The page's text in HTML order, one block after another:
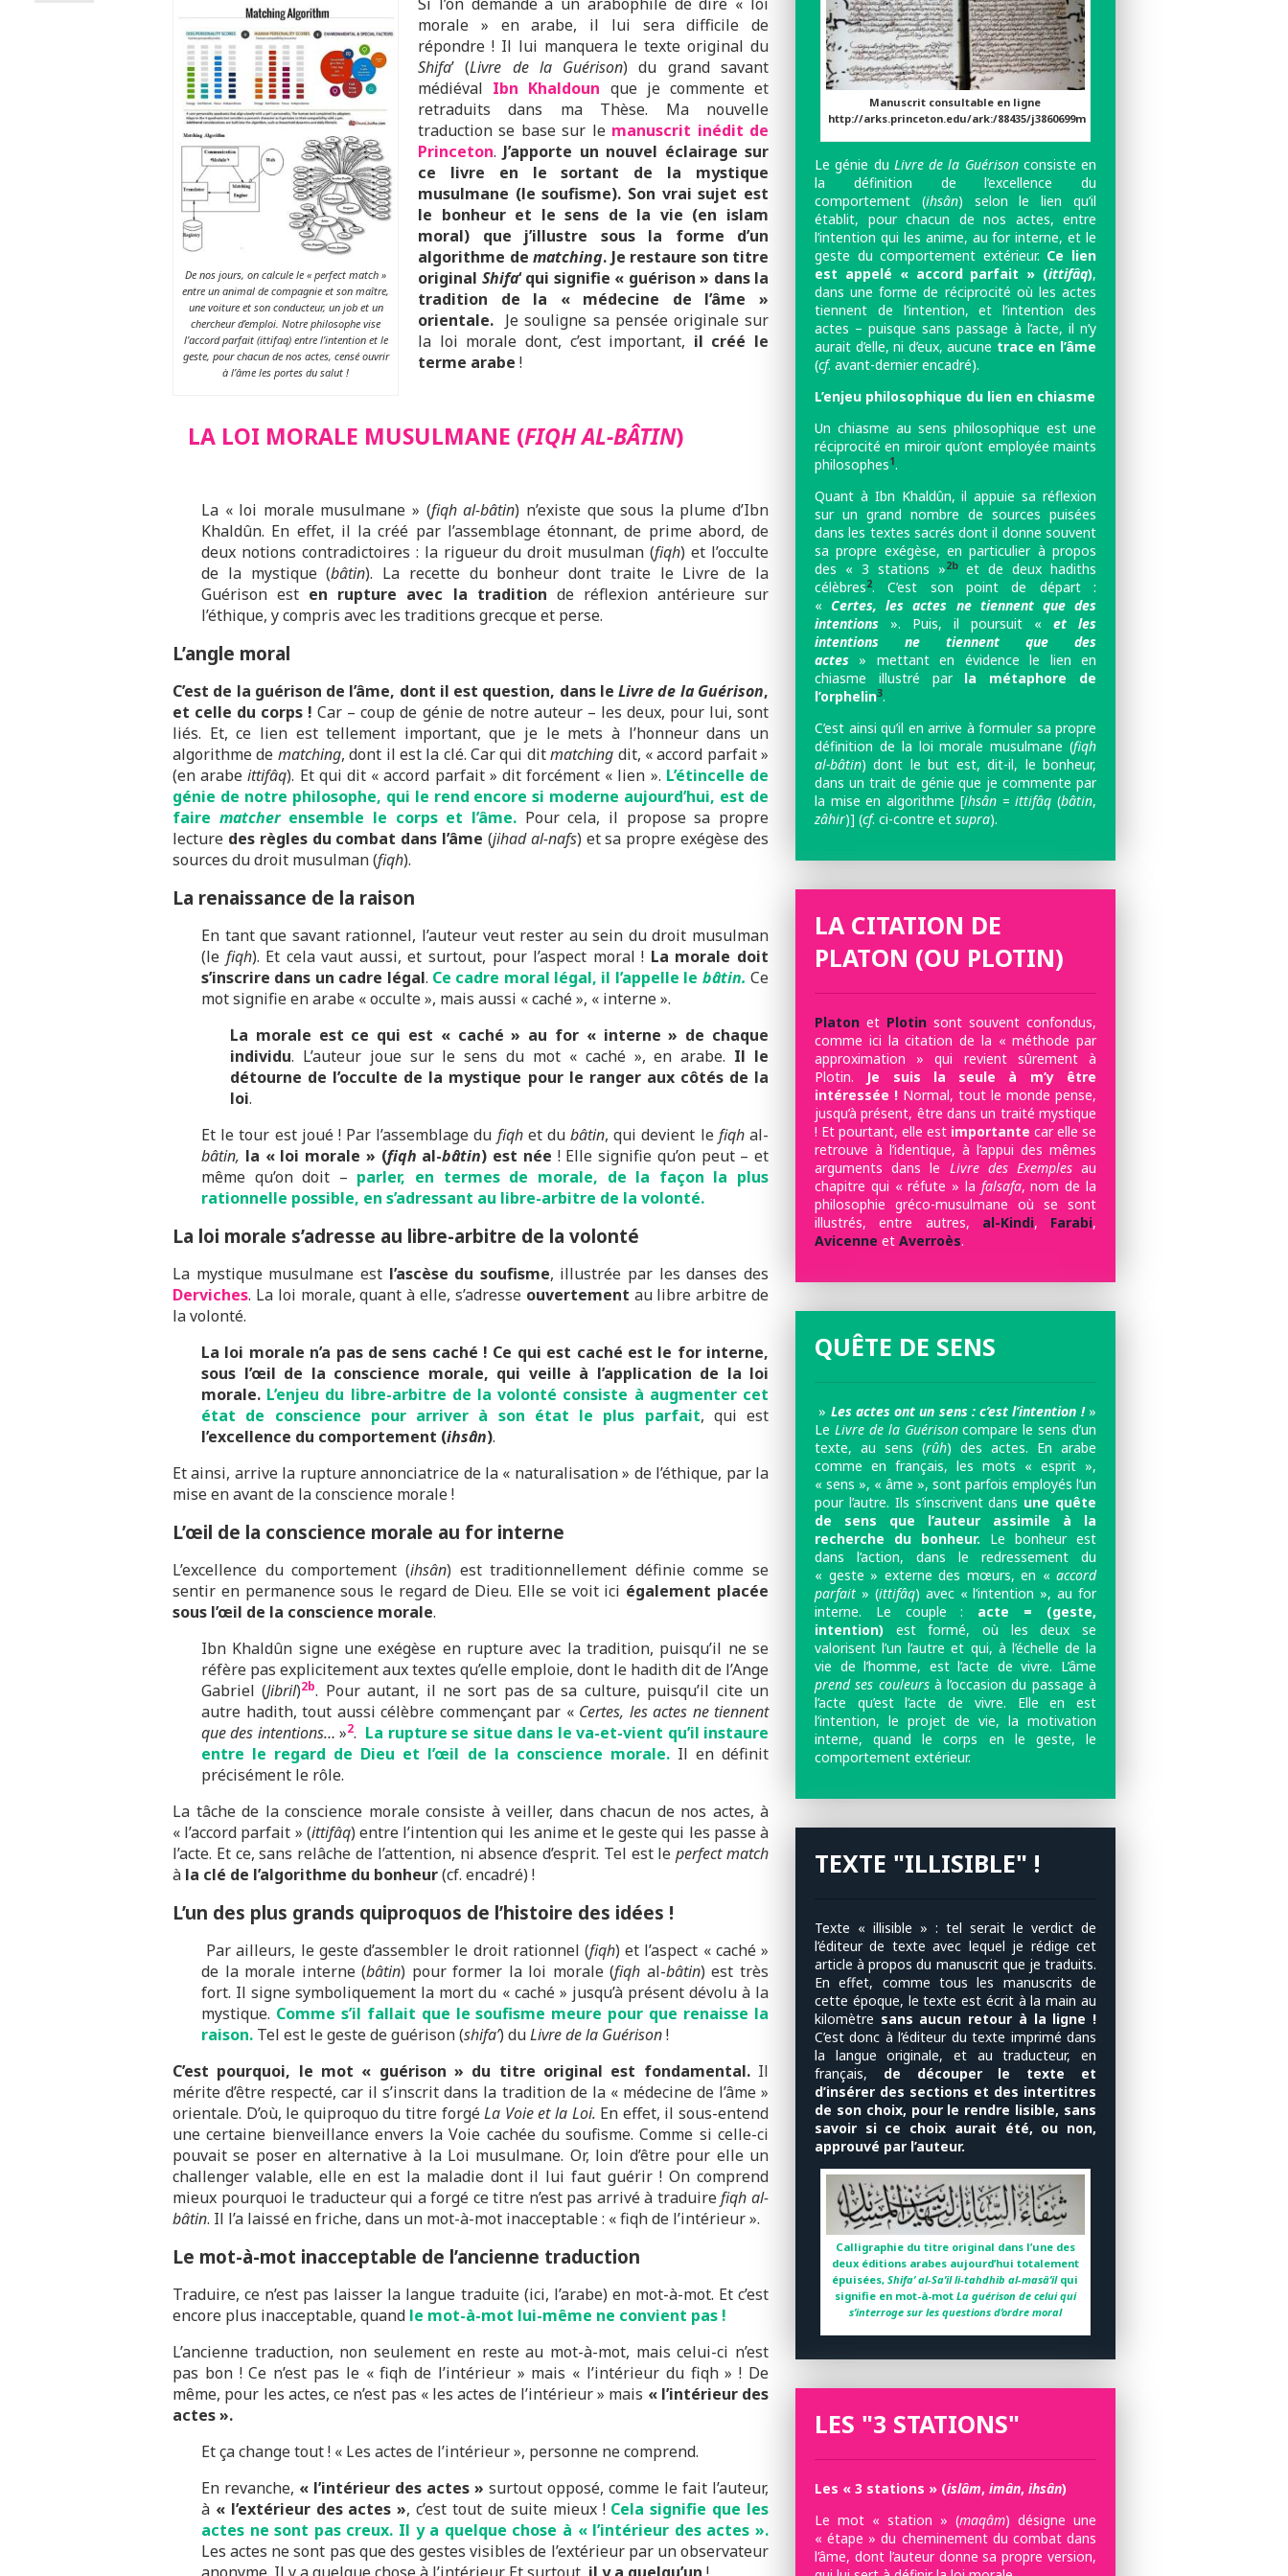
De nos jours, on calcule le « perfect match »
entre un animal de compagnie et son maître,
une voiture et son conducteur, un job et un
chercheur d’emploi. Notre philosophe vise
l’accord parfait (ittifaq) entre l’intention et le
geste, pour chacun de nos actes, censé ouvrir
à l’âme les portes du salut !
morale » en arabe, il lui sera difficile de
répondre ! Il lui manquera le texte original du
Shifa’ (Livre de la Guérison) du grand savant
médiéval Ibn Khaldoun que je commente et
retraduits dans ma Thèse. Ma nouvelle
traduction se base sur le manuscrit inédit de
Princeton. J’apporte un nouvel éclairage sur
ce livre en le sortant de la mystique
musulmane (le soufisme). Son vrai sujet est
le bonheur et le sens de la vie (en islam
moral) que j’illustre sous la forme d’un
algorithme de matching. Je restaure son titre
original Shifa‘ qui signifie « guérison » dans la
tradition de la « médecine de l’âme »
orientale. Je souligne sa pensée originale sur
la loi morale dont, c’est important, il créé le
terme arabe !
LA LOI MORALE MUSULMANE (FIQH AL-BÂTIN)
La « loi morale musulmane » (fiqh al-bâtin) n’existe que sous la plume d’Ibn
Khaldûn. En effet, il la créé par l’assemblage étonnant, de prime abord, de
deux notions contradictoires : la rigueur du droit musulman (fiqh) et l’occulte
de la mystique (bâtin). La recette du bonheur dont traite le Livre de la
Guérison est en rupture avec la tradition de réflexion antérieure sur
l’éthique, y compris avec les traditions grecque et perse.
L’angle moral
C’est de la guérison de l’âme, dont il est question, dans leLivre de la Guérison,
et celle du corps ! Car – coup de génie de notre auteur – les deux, pour lui, sont
liés. Et, ce lien est tellement important, que je le mets à l’honneur dans un
algorithme de matching, dont il est la clé. Car qui ditmatching dit, « accord parfait »
(en arabeittifâq). Et qui dit « accord parfait » dit forcément « lien ». L’étincelle de
génie de notre philosophe, qui le rend encore si moderne aujourd’hui, est de
faire matcherensemble le corps et l’âme. Pour cela, il propose sa propre
lecture des règles du combat dans l’âme (jihad al-nafs) et sa propre exégèse des
sources du droit musulman (fiqh).
La renaissance de la raison
En tant que savant rationnel, l’auteur veut rester au sein du droit musulman
(le fiqh). Et cela vaut aussi, et surtout, pour l’aspect moral ! La morale doit
s’inscrire dans un cadre légal. Ce cadre moral légal, il l’appelle le bâtin. Ce
mot signifie en arabe « occulte », mais aussi « caché », « interne ».
La morale est ce qui est « caché » au for « interne » de chaque
individu. L’auteur joue sur le sens du mot « caché », en arabe. Il le
détourne de l’occulte de la mystique pour le ranger aux côtés de la
loi.
Et le tour est joué ! Par l’assemblage du fiqhet dubâtin, qui devient le fiqhal-
bâtin, la « loi morale » (fiqh al-bâtin) est née ! Elle signifie qu’on peut – et
même qu’on doit – parler, en termes de morale, de la façon la plus
rationnelle possible, en s’adressant au libre-arbitre de la volonté.
La loi morale s’adresse au libre-arbitre de la volonté
La mystique musulmane est l’ascèse du soufisme, illustrée par les danses des
Derviches. La loi morale, quant à elle, s’adresse ouvertement au libre arbitre de
la volonté.
La loi morale n’a pas de sens caché ! Ce qui est caché est le for interne,
sous l’œil de la conscience morale, qui veille à l’application de la loi
morale. L’enjeu du libre-arbitre de la volonté consiste à augmenter cet
état de conscience pour arriver à son état le plus parfait, qui est
l’excellence du comportement (ihsân).
Et ainsi, arrive la rupture annonciatrice de la « naturalisation » de l’éthique, par la
mise en avant de la conscience morale !
L’œil de la conscience morale au for interne
L’excellence du comportement (ihsân) est traditionnellement définie comme se
sentir en permanence sous le regard de Dieu. Elle se voit ici également placée
sous l’œil de la conscience morale.
Ibn Khaldûn signe une exégèse en rupture avec la tradition, puisqu’il ne se
réfère pas explicitement aux textes qu’elle emploie, dont le hadith dit de l’Ange
Gabriel (Jibril)2b. Pour autant, il ne sort pas de sa culture, puisqu’il cite un
autre hadith, tout aussi célèbre commençant par « Certes, les actes ne tiennent
que des intentions… »2. La rupture se situe dans le va-et-vient qu’il instaure
entre le regard de Dieu et l’œil de la conscience morale. Il en définit
précisément le rôle.
La tâche de la conscience morale consiste à veiller, dans chacun de nos actes, à
« l’accord parfait » (ittifâq) entre l’intention qui les anime et le geste qui les passe à
l’acte. Et ce, sans relâche de l’attention, ni absence d’esprit. Tel est leperfect match
à la clé de l’algorithme du bonheur(cf. encadré) !
L’un des plus grands quiproquos de l’histoire des idées !
Par ailleurs, le geste d’assembler le droit rationnel (fiqh) et l’aspect « caché »
de la morale interne (bâtin) pour former la loi morale (fiqh al-bâtin) est très
fort. Il signe symboliquement la mort du « caché » jusqu’à présent dévolu à la
mystique. Comme s’il fallait que le soufisme meure pour que renaisse la
raison. Tel est le geste de guérison (shifa’) duLivre de la Guérison!
C’est pourquoi, le mot « guérison » du titre original est fondamental.Il
mérite d’être respecté, car il s’inscrit dans la tradition de la « médecine de l’âme »
orientale. D’où, le quiproquo du titre forgéLa Voie et la Loi. En effet, il sous-entend
une certaine bienveillance envers la Voie cachée du soufisme. Comme si celle-ci
pouvait se poser en alternative à la Loi musulmane. Or, loin d’être pour elle un
challenger valable, elle en est la maladie dont il lui faut guérir ! On comprend
mieux pourquoi le traducteur qui a forgé ce titre n’est pas arrivé à traduirefiqh al-
bâtin. Il l’a laissé en friche, dans un mot-à-mot inacceptable : « fiqh de l’intérieur ».
Le mot-à-mot inacceptable de l’ancienne traduction
Traduire, ce n’est pas laisser la langue traduite (ici, l’arabe) en mot-à-mot. Et c’est
encore plus inacceptable, quand le mot-à-mot lui-même ne convient pas !
L’ancienne traduction, non seulement en reste au mot-à-mot, mais celui-ci n’est
pas bon ! Ce n’est pas le « fiqh de l’intérieur » mais « l’intérieur du fiqh » ! De
même, pour les actes, ce n’est pas « les actes de l’intérieur » mais « l’intérieur des
actes ».
Et ça change tout ! « Les actes de l’intérieur », personne ne comprend.
En revanche, « l’intérieur des actes » surtout opposé, comme le fait l’auteur,
à « l’extérieur des actes », c’est tout de suite mieux ! Cela signifie que les
actes ne sont pas creux. Il y a quelque chose à « l’intérieur des actes ».
Les actes ne sont pas que des gestes visibles de l’extérieur par un observateur
Manuscrit consultable en ligne
http://arks.princeton.edu/ark:/88435/j3860699m
Le génie du Livre de la Guérisonconsiste en
la définition de l’excellence du
comportement (ihsân) selon le lien qu’il
établit, pour chacun de nos actes, entre
l’intention qui les anime, au for interne, et le
geste du comportement extérieur. Ce lien
est appelé « accord parfait » (ittifâq),
dans une forme de réciprocité où les actes
tiennent de l’intention, et l’intention des
actes – puisque sans passage à l’acte, il n’y
aurait d’elle, ni d’eux, aucune trace en l’âme
(cf. avant-dernier encadré).
L’enjeu philosophique du lien en chiasme
Un chiasme au sens philosophique est une
réciprocité en miroir qu’ont employée maints
philosophes1.
Quant à Ibn Khaldûn, il appuie sa réflexion
sur un grand nombre de sources puisées
dans les textes sacrés dont il donne souvent
sa propre exégèse, en particulier à propos
des « 3 stations »2bet de deux hadiths
célèbres2. C’est son point de départ :
«Certes, les actes ne tiennent que des
intentions ». Puis, il poursuit « et les
intentions ne tiennent que des
actes » mettant en évidence le lien en
chiasme illustré par la métaphore de
l’orphelin3.
C’est ainsi qu’il en arrive à formuler sa propre
définition de la loi morale musulmane (fiqh
al-bâtin) dont le but est, dit-il, le bonheur,
dans un trait de génie que je commente par
la mise en algorithme [ihsân=ittifâq (bâtin,
zâhir)] (cf. ci-contre et supra).
LA CITATION DE
PLATON (OU PLOTIN)
Platon et Plotin sont souvent confondus,
comme ici la citation de la « méthode par
approximation » qui revient sûrement à
Plotin. Je suis la seule à m’y être
intéressée ! Normal, tout le monde pense,
jusqu’à présent, être dans un traité mystique
! Et pourtant, elle est importante car elle se
retrouve à l’identique, à l’appui des mêmes
arguments dans le Livre des Exemplesau
chapitre qui « réfute » la falsafa, nom de la
philosophie gréco-musulmane où se sont
illustrés, entre autres, al-Kindi, Farabi,
Avicenne et Averroès.
QUÊTE DE SENS
» Les actes ont un sens : c’est l’intention !»
Le Livre de la Guérisoncompare le sens d’un
texte, au sens (rûh) des actes. En arabe
comme en français, les mots « esprit »,
« sens », « âme », sont parfois employés l’un
pour l’autre. Ils s’inscrivent dans une quête
de sens que l’auteur assimile à la
recherche du bonheur. Le bonheur est
dans l’action, dans le redressement du
« geste » externe des mœurs, en « accord
parfait » (ittifâq) avec « l’intention », au for
interne. Le couple : acte = (geste,
intention) est formé, où les deux se
valorisent l’un l’autre et qui, à l’échelle de la
vie de l’homme, est l’acte de vivre. L’âme
prend ses couleursà l’occasion du passage à
l’acte qu’est l’acte de vivre. Elle en est
l’intention, le projet de vie, la motivation
interne, quand le corps en le geste, le
comportement extérieur.
TEXTE "ILLISIBLE" !
Texte « illisible » : tel serait le verdict de
l’éditeur de texte avec lequel je rédige cet
article à propos du manuscrit que je traduits.
En effet, comme tous les manuscrits de
cette époque, le texte est écrit à la main au
kilomètre sans aucun retour à la ligne !
C’est donc à l’éditeur du texte imprimé dans
la langue originale, et au traducteur, en
français, de découper le texte et
d’insérer des sections et des intertitres
de son choix, pour le rendre lisible, sans
savoir si ce choix aurait été, ou non,
approuvé par l’auteur.
Calligraphie du titre original dans l’une des
deux éditions arabes aujourd’hui totalement
épuisées,Shifa’ al-Sa’il li-tahdhib al-masâ’il qui
signifie en mot-à-mot La guérison de celui qui
s’interroge sur les questions d’ordre moral
LES "3 STATIONS"
Les « 3 stations » (islâm, imân, ihsân)
Le mot « station » (maqâm) désigne une
« étape » du cheminement du combat dans
l’âme, dont l’auteur donne sa propre version,